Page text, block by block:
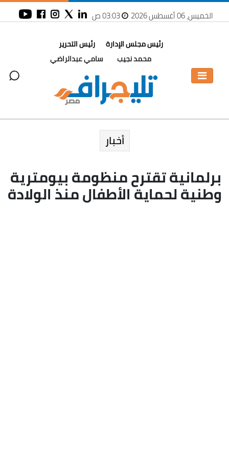
الخميس، 06 أغسطس 2026 03:03 ص
رئيس مجلس الإدارة
محمد نجيب
رئيس التحرير
سامي عبدالراضي
أخبار
برلمانية تقترح منظومة بيومترية
وطنية لحماية الأطفال منذ الولادة